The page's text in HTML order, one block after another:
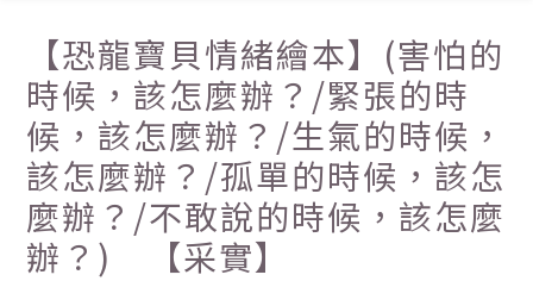
【恐龍寶貝情緒繪本】(害怕的
時候，該怎麼辦？/緊張的時
候，該怎麼辦？/生氣的時候，
該怎麼辦？/孤單的時候，該怎
麼辦？/不敢說的時候，該怎麼
辦？) 【采實】